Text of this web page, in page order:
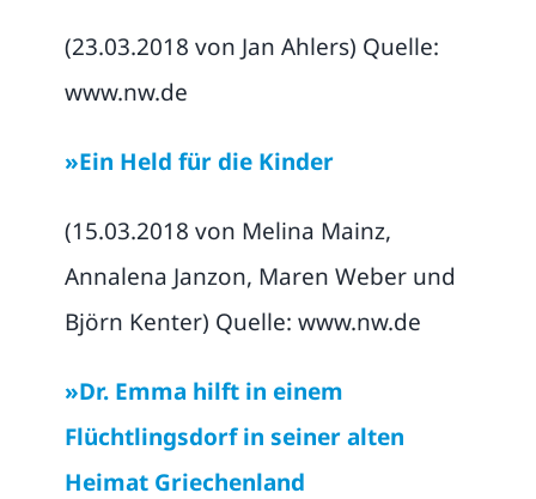
(23.03.2018 von Jan Ahlers) Quelle:
www.nw.de
»Ein Held für die Kinder
(15.03.2018 von Melina Mainz,
Annalena Janzon, Maren Weber und
Björn Kenter) Quelle: www.nw.de
»Dr. Emma hilft in einem
Flüchtlingsdorf in seiner alten
Heimat Griechenland